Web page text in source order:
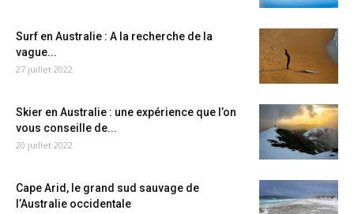
Surf en Australie : A la recherche de la
vague...
27 juillet 2022
Skier en Australie : une expérience que l’on
vous conseille de...
20 juillet 2022
Cape Arid, le grand sud sauvage de
l’Australie occidentale